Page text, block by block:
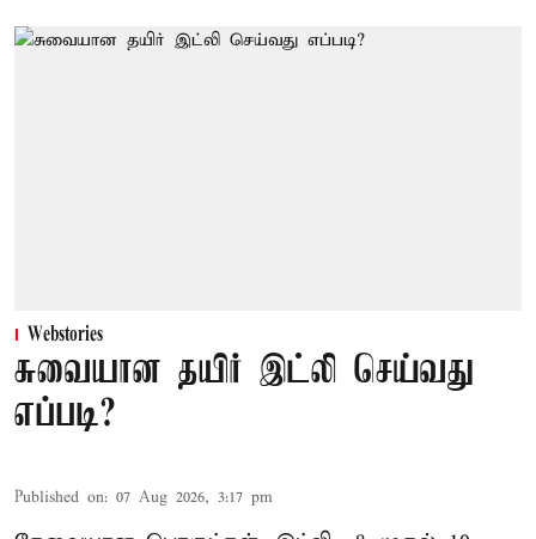
Webstories
சுவையான தயிர் இட்லி செய்வது
எப்படி?
Published on: 07 Aug 2026, 3:17 pm